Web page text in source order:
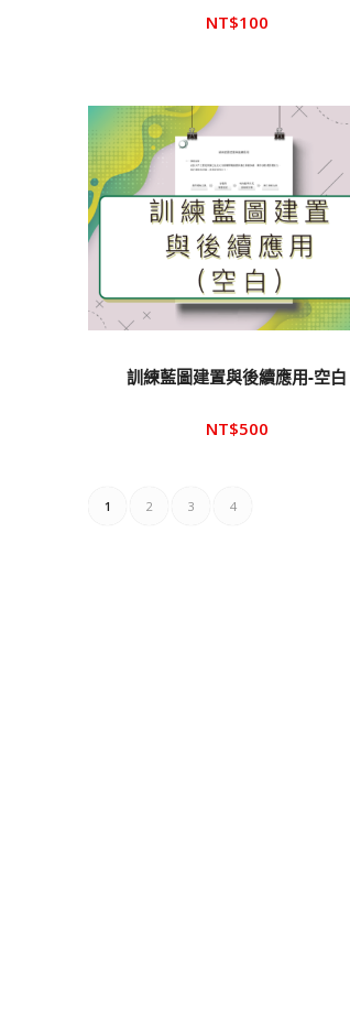
NT$100
訓練藍圖建置與後續應用-空白
NT$500
1 2 3 4